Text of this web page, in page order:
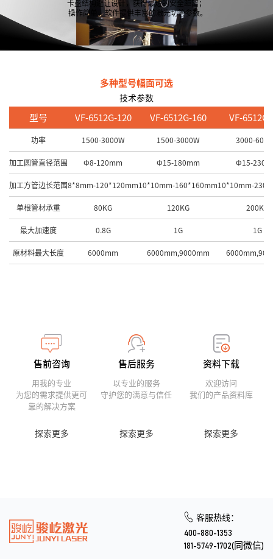
卡盘结构避让设计，获得最短的安全距离；
操作简单，软件提供丰富的激光切管参数。
多种型号幅面可选
技术参数
型号 VF-6512G-120 VF-6512G-160 VF-
功率 1500-3000W 1500-3000W 3000-
加工圆管直径范围 Φ8-120mm Φ15-180mm Φ15-
加工方管边长范围8*8mm-120*120mm10*10mm-160*160mm10*10mm-
单根管材承重 80KG 120KG 200KG
最大加速度 0.8G 1G 1G
原材料最大长度 6000mm 6000mm,9000mm
售前咨询
用我的专业
为您的需求提供更可
靠的解决方案
探索更多
售后服务
以专业的服务
守护您的满意与信任
探索更多
资料下载
欢迎访问
我们的产品资料库
探索更多
客服热线：
400-880-1353
181-5749-1702(同微信)